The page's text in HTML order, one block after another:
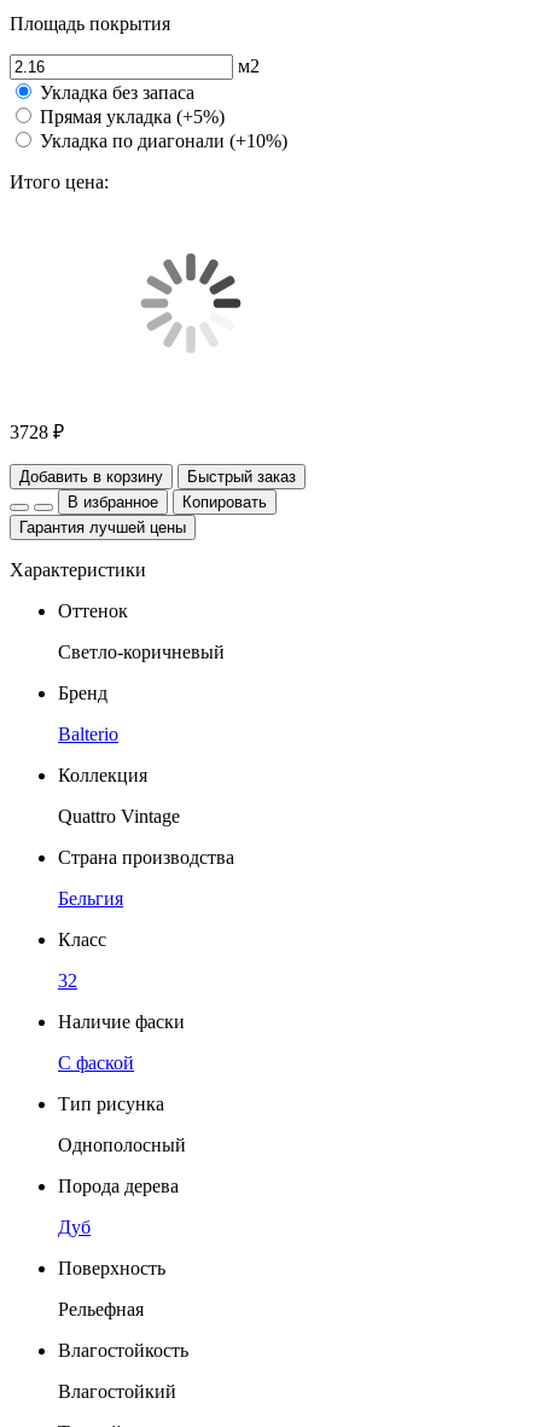
Площадь покрытия
м2
Укладка без запаса
Прямая укладка (+5%)
Укладка по диагонали (+10%)
Итого цена:
3728 ₽
Добавить в корзину
Быстрый заказ
В избранное
Копировать
Гарантия лучшей цены
Характеристики
Оттенок
Светло-коричневый
Бренд
Balterio
Коллекция
Quattro Vintage
Страна производства
Бельгия
Класс
32
Наличие фаски
C фаской
Тип рисунка
Однополосный
Порода дерева
Дуб
Поверхность
Рельефная
Влагостойкость
Влагостойкий